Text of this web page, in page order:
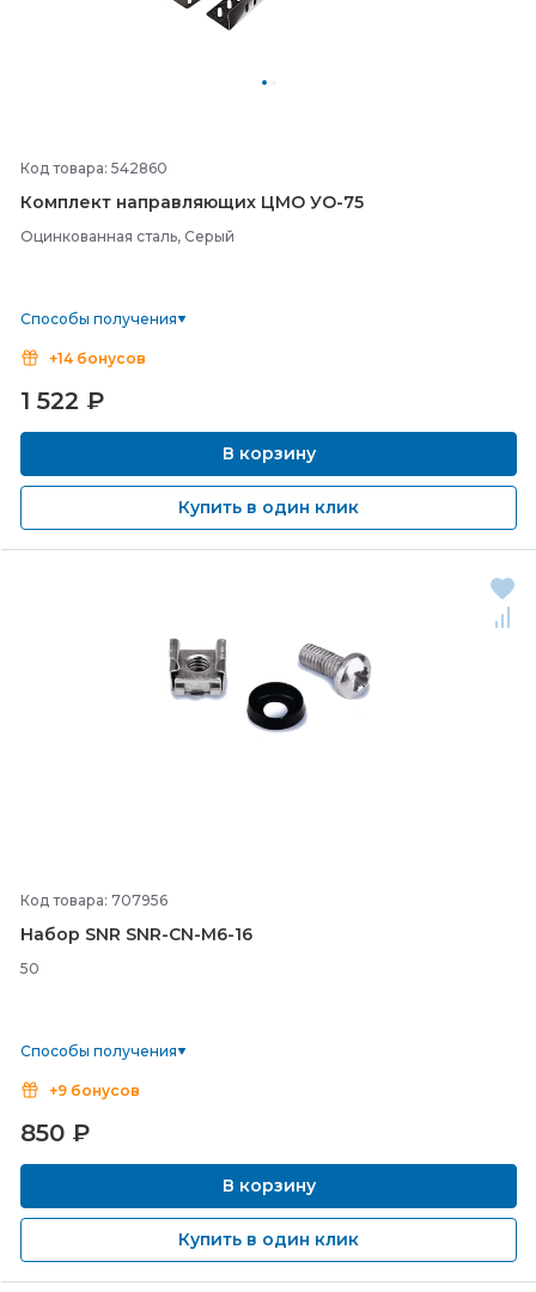
Код товара: 542860
Комплект направляющих ЦМО УО-75
Оцинкованная сталь, Серый
Способы получения
+14 бонусов
1 522 ₽
В корзину
Купить в один клик
Код товара: 707956
Набор SNR SNR-CN-M6-16
50
Способы получения
+9 бонусов
850 ₽
В корзину
Купить в один клик